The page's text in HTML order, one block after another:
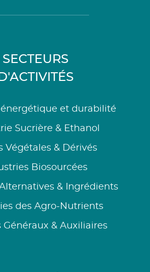
SECTEURS
D'ACTIVITÉS
et durabilité
Sucrière & Ethanol
Végétales & Dérivés
Biosourcées
& Ingrédients
des Agro-Nutrients
Généraux & Auxiliaires